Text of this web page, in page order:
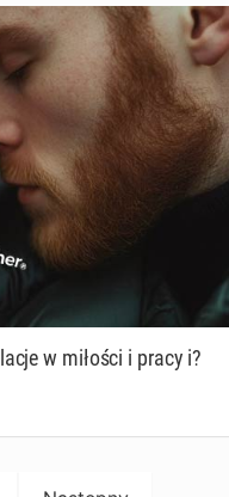
w miłości i pracy i?